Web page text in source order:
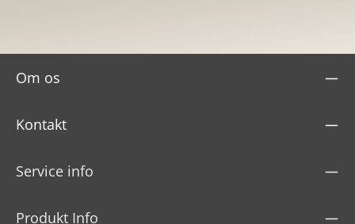
Om os
Kontakt
Service info
Produkt Info